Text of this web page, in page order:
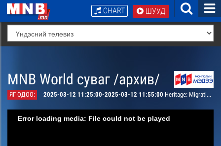
ШУУД
CHART
MNB World суваг /архив/
ЯГ ОДОО: 2025-03-12 11:25:00-2025-03-12 11:55:00 Heritage: Migration Darkhad
Error loading media: File could not be played